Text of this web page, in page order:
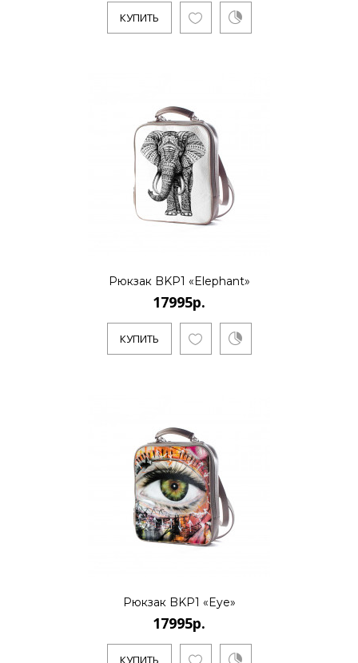
КУПИТЬ
17995р.
КУПИТЬ
17995р.
КУПИТЬ
17995р.
КУПИТЬ
Рюкзак BKP1 «Elephant»
17995р.
КУПИТЬ
Рюкзак BKP1 «Eye»
17995р.
КУПИТЬ